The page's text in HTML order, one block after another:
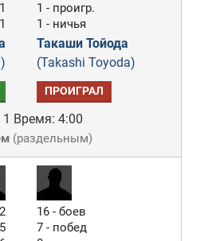
1 - проигр.
1 - ничья
Такаши Тойода
(Takashi Toyoda)
ПРОИГРАЛ
Время: 4:00
(раздельным)
16 - боев
7 - побед